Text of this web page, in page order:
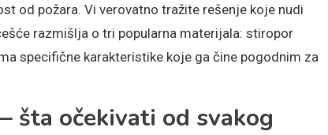
od požara. Vi verovatno tražite rešenje koje nudi
razmišlja o tri popularna materijala: stiropor
specifične karakteristike koje ga čine pogodnim za
šta očekivati od svakog